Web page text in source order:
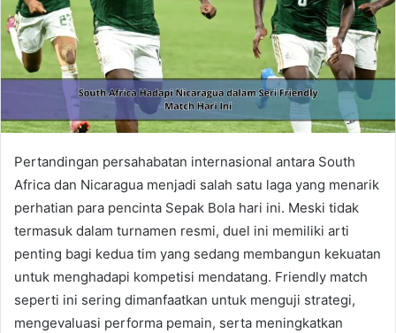
Pertandingan persahabatan internasional antara South
Africa dan Nicaragua menjadi salah satu laga yang menarik
perhatian para pencinta Sepak Bola hari ini. Meski tidak
termasuk dalam turnamen resmi, duel ini memiliki arti
penting bagi kedua tim yang sedang membangun kekuatan
untuk menghadapi kompetisi mendatang. Friendly match
seperti ini sering dimanfaatkan untuk menguji strategi,
mengevaluasi performa pemain, serta meningkatkan